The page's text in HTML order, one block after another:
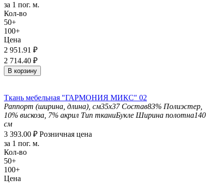
за 1 пог. м.
Кол-во
50+
100+
Цена
2 951.91 ₽
2 714.40 ₽
В корзину
Ткань мебельная "ГАРМОНИЯ МИКС" 02
Раппорт (ширина, длина), см35х37 Состав83% Полиэстер,
10% вискоза, 7% акрил Тип тканиБукле Ширина полотна140
см
3 393.00 ₽ Розничная цена
за 1 пог. м.
Кол-во
50+
100+
Цена